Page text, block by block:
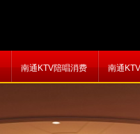
南通KTV陪唱消费 南通